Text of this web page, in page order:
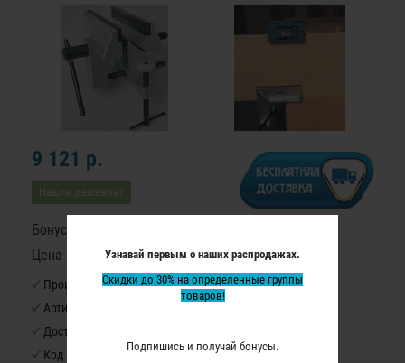
Узнавай первым о наших распродажах.
Скидки до 30% на определенные группы
товаров!
Подпишись и получай бонусы.
9 121 р.
Нашли дешевле?
Бонусные баллы: 152
Цена в бонусных баллах: 10160
Производитель: Virutex
Артикул:
Доступность:
Код товара: 8100000